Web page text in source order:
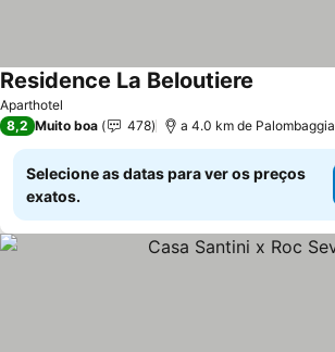
Aparthotel
Residence La Beloutiere
8,2 Muito boa 478 a 4.0 km de Palombaggia
Selecione as datas para ver os preços
exatos.